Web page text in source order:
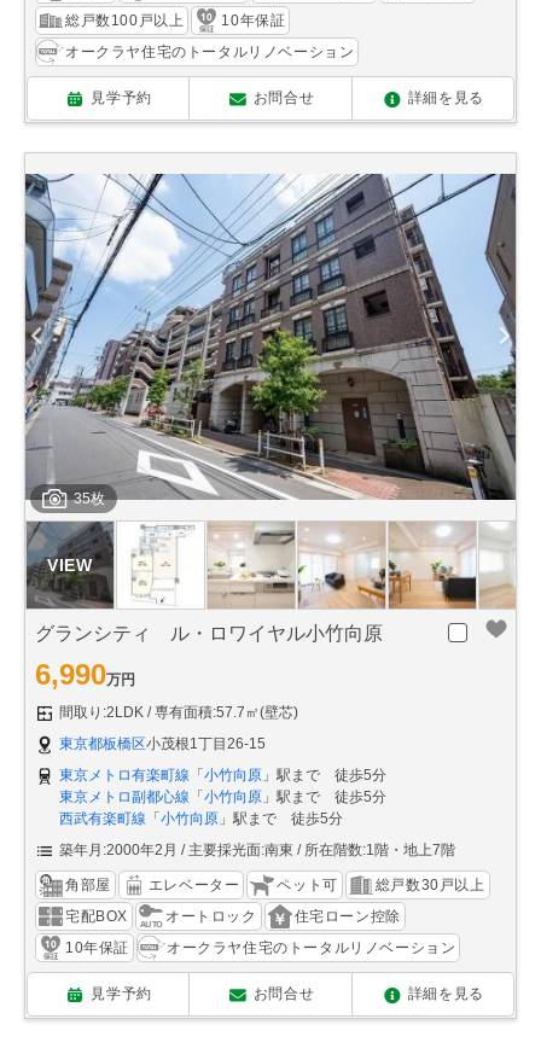
総戸数100戸以上
10年保証
オークラヤ住宅のトータルリノベーション
見学予約 お問合せ 詳細を見る
35枚
グランシティ ル・ロワイヤル小竹向原
6,990万円
間取り:2LDK
専有面積:57.7㎡(壁芯)
東京都板橋区小茂根1丁目26-15
東京メトロ有楽町線 「 小竹向原 」駅まで 徒歩5分
東京メトロ副都心線 「 小竹向原 」駅まで 徒歩5分
西武有楽町線 「 小竹向原 」駅まで 徒歩5分
築年月:2000年2月
主要採光面:南東 所在階数:1階・地上7階
角部屋 エレベーター ペット可
総戸数30戸以上
宅配BOX
オートロック
住宅ローン控除
10年保証
オークラヤ住宅のトータルリノベーション
見学予約 お問合せ 詳細を見る